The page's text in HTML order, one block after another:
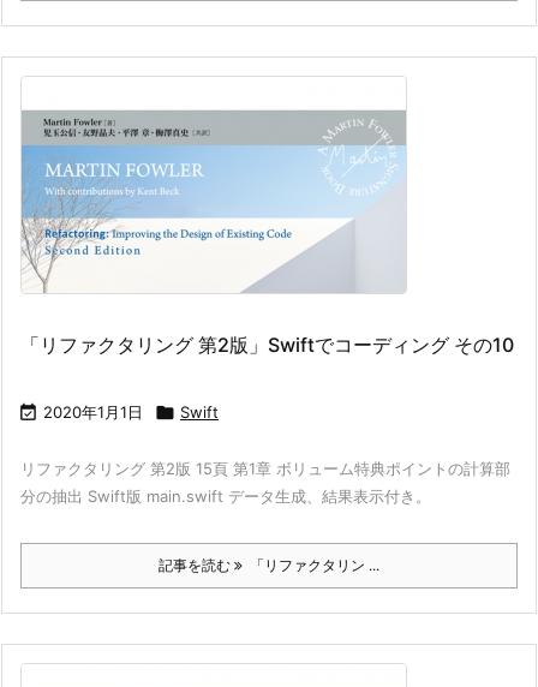
「リファクタリング 第2版」Swiftでコーディング その10
 2020年1月1日  Swift
リファクタリング 第2版 15頁 第1章 ボリューム特典ポイントの計算部
分の抽出 Swift版 main.swift データ生成、結果表示付き。
記事を読む 「リファクタリン ...